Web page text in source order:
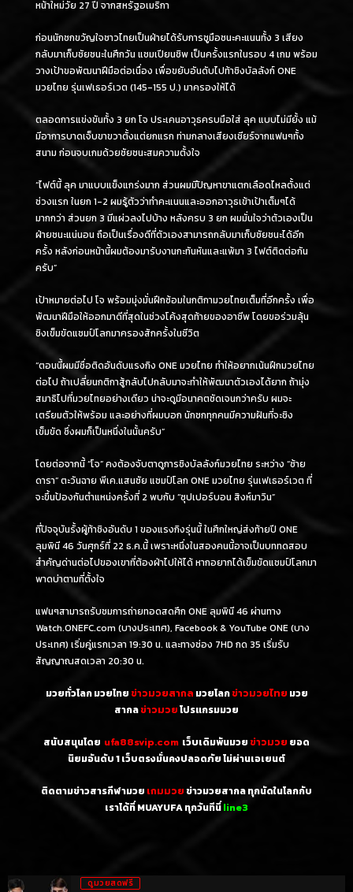
หน้าใหม่วัย 27 ปี จากสหรัฐอเมริกา
ก่อนนักชกขวัญใจชาวไทยเป็นฝ่ายได้รับการชูมือชนะคะแนนทั้ง 3 เสียง
กลับมาเก็บชัยชนะในศึกวัน แชมเปียนชิพ เป็นครั้งแรกในรอบ 4 เกม พร้อม
วางเป้าขอพัฒนาฝีมือต่อเนื่อง เพื่อขยับอันดับไปท้าชิงบัลลังก์ ONE
มวยไทย รุ่นเฟเธอร์เวต (145-155 ป.) มาครองให้ได้
ตลอดการแข่งขันทั้ง 3 ยก โจ ประเคนอาวุธครบมือใส่ ลุค แบบไม่มียั้ง แม้
มีอาการบาดเจ็บขาขวาตั้งแต่ยกแรก ท่ามกลางเสียงเชียร์จากแฟนๆทั้ง
สนาม ก่อนจบเกมด้วยชัยชนะสมความตั้งใจ
“ไฟต์นี้ ลุค มาแบบแข็งแกร่งมาก ส่วนผมมีปัญหาขาแตกเลือดไหลตั้งแต่
ช่วงแรก ในยก 1-2 ผมรู้ตัวว่าทำคะแนนและออกอาวุธเข้าเป้าเต็มๆได้
มากกว่า ส่วนยก 3 มีแผ่วลงไปบ้าง หลังครบ 3 ยก ผมมั่นใจว่าตัวเองเป็น
ฝ่ายชนะแน่นอน ถือเป็นเรื่องดีที่ตัวเองสามารถกลับมาเก็บชัยชนะได้อีก
ครั้ง หลังก่อนหน้านี้ผมต้องมารับงานกะทันหันและแพ้มา 3 ไฟต์ติดต่อกัน
ครับ”
เป้าหมายต่อไป โจ พร้อมมุ่งมั่นฝึกซ้อมในกติกามวยไทยเต็มที่อีกครั้ง เพื่อ
พัฒนาฝีมือให้ออกมาดีที่สุดในช่วงโค้งสุดท้ายของอาชีพ โดยขอร่วมลุ้น
ชิงเข็มขัดแชมป์โลกมาครองสักครั้งในชีวิต
“ตอนนี้ผมมีชื่อติดอันดับแรงกิง ONE มวยไทย ทำให้อยากเน้นฝึกมวยไทย
ต่อไป ถ้าเปลี่ยนกติกาสู้กลับไปกลับมาจะทำให้พัฒนาตัวเองได้ยาก ถ้ามุ่ง
สมาธิไปที่มวยไทยอย่างเดียว น่าจะดูมีอนาคตชัดเจนกว่าครับ ผมจะ
เตรียมตัวให้พร้อม และอย่างที่ผมบอก นักชกทุกคนมีความฝันที่จะชิง
เข็มขัด ซึ่งผมก็เป็นหนึ่งในนั้นครับ”
โดยต่อจากนี้ “โจ” คงต้องจับตาดูการชิงบัลลังก์มวยไทย ระหว่าง “ซ้าย
ดารา” ตะวันฉาย พีเค.แสนชัย แชมป์โลก ONE มวยไทย รุ่นเฟเธอร์เวต ที่
จะขึ้นป้องกันตำแหน่งครั้งที่ 2 พบกับ “ซุปเปอร์บอน สิงห์มาวิน”
ที่ปัจจุบันรั้งผู้ท้าชิงอันดับ 1 ของแรงกิงรุ่นนี้ ในศึกใหญ่ส่งท้ายปี ONE
ลุมพินี 46 วันศุกร์ที่ 22 ธ.ค.นี้ เพราะหนึ่งในสองคนนี้อาจเป็นบททดสอบ
สำคัญด่านต่อไปของเขาที่ต้องฝ่าไปให้ได้ หากอยากได้เข็มขัดแชมป์โลกมา
พาดบ่าตามที่ตั้งใจ
แฟนๆสามารถรับชมการถ่ายทอดสดศึก ONE ลุมพินี 46 ผ่านทาง
Watch.ONEFC.com (บางประเทศ), Facebook & YouTube ONE (บาง
ประเทศ) เริ่มคู่แรกเวลา 19:30 น. และทางช่อง 7HD กด 35 เริ่มรับ
สัญญาณสดเวลา 20:30 น.
มวยทั่วโลก มวยไทย ข่าวมวยสากล มวยโลกข่าวมวยไทย มวย
สากลข่าวมวยโปรแกรมมวย
สนับสนุนโดย ufa88svip.com เว็บเดิมพันมวย ข่าวมวย ยอด
นิยมอันดับ 1เว็บตรงมั่นคงปลอดภัย ไม่ผ่านเอเยนต์
ติดตามข่าวสารกีฬามวย เกมมวย ข่าวมวยสากล ทุกนัดในโลกกับ
เราได้ที่ MUAYUFA ทุกวันทีนี่line3
ดูมวยสดฟรี